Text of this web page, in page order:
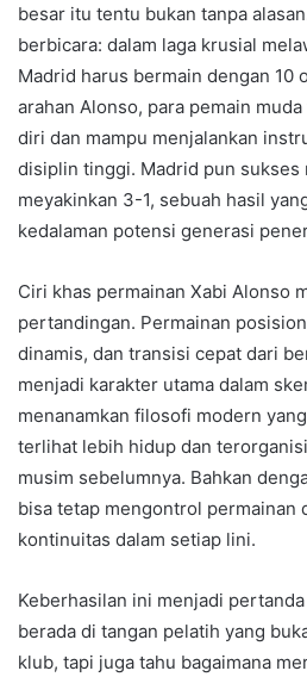
besar itu tentu bukan tanpa
berbicara: dalam laga krusial
Madrid harus bermain dengan 10
arahan Alonso, para pemain
diri dan mampu menjalankan
disiplin tinggi. Madrid pun sukses
meyakinkan 3-1, sebuah hasil
kedalaman potensi generasi
Ciri khas permainan Xabi Alonso
pertandingan. Permainan
dinamis, dan transisi cepat dari
menjadi karakter utama dalam
menanamkan filosofi modern
terlihat lebih hidup dan
musim sebelumnya. Bahkan
bisa tetap mengontrol permainan
kontinuitas dalam setiap lini.
Keberhasilan ini menjadi
berada di tangan pelatih yang
klub, tapi juga tahu bagaimana